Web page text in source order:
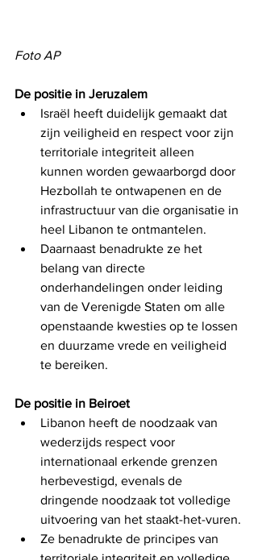
Foto AP
De positie in Jeruzalem
Israël heeft duidelijk gemaakt dat
zijn veiligheid en respect voor zijn
territoriale integriteit alleen
kunnen worden gewaarborgd door
Hezbollah te ontwapenen en de
infrastructuur van die organisatie in
heel Libanon te ontmantelen.
Daarnaast benadrukte ze het
belang van directe
onderhandelingen onder leiding
van de Verenigde Staten om alle
openstaande kwesties op te lossen
en duurzame vrede en veiligheid
te bereiken.
De positie in Beiroet
Libanon heeft de noodzaak van
wederzijds respect voor
internationaal erkende grenzen
herbevestigd, evenals de
dringende noodzaak tot volledige
uitvoering van het staakt-het-vuren.
Ze benadrukte de principes van